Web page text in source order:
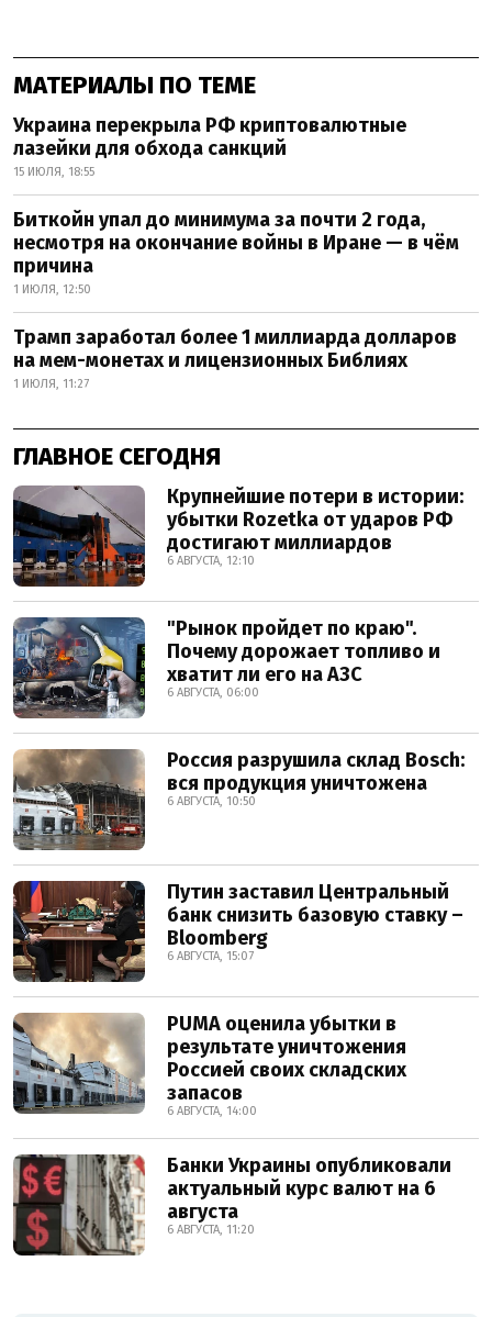
МАТЕРИАЛЫ ПО ТЕМЕ
Украина перекрыла РФ криптовалютные
лазейки для обхода санкций
15 ИЮЛЯ, 18:55
Биткойн упал до минимума за почти 2 года,
несмотря на окончание войны в Иране — в чём
причина
1 ИЮЛЯ, 12:50
Трамп заработал более 1 миллиарда долларов
на мем-монетах и лицензионных Библиях
1 ИЮЛЯ, 11:27
ГЛАВНОЕ СЕГОДНЯ
Крупнейшие потери в истории:
убытки Rozetka от ударов РФ
достигают миллиардов
6 АВГУСТА, 12:10
"Рынок пройдет по краю".
Почему дорожает топливо и
хватит ли его на АЗС
6 АВГУСТА, 06:00
Россия разрушила склад Bosch:
вся продукция уничтожена
6 АВГУСТА, 10:50
Путин заставил Центральный
банк снизить базовую ставку –
Bloomberg
6 АВГУСТА, 15:07
PUMA оценила убытки в
результате уничтожения
Россией своих складских
запасов
6 АВГУСТА, 14:00
Банки Украины опубликовали
актуальный курс валют на 6
августа
6 АВГУСТА, 11:20